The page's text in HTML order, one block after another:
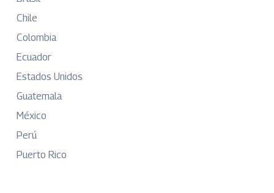
Chile
Colombia
Ecuador
Estados Unidos
Guatemala
México
Perú
Puerto Rico